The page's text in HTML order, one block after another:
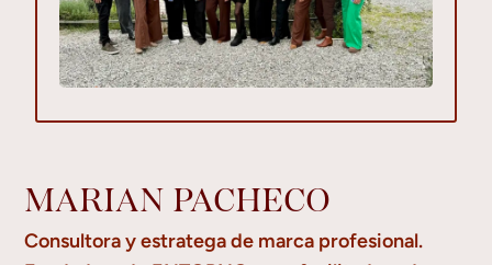
MARIAN PACHECO
Consultora y estratega de marca profesional.